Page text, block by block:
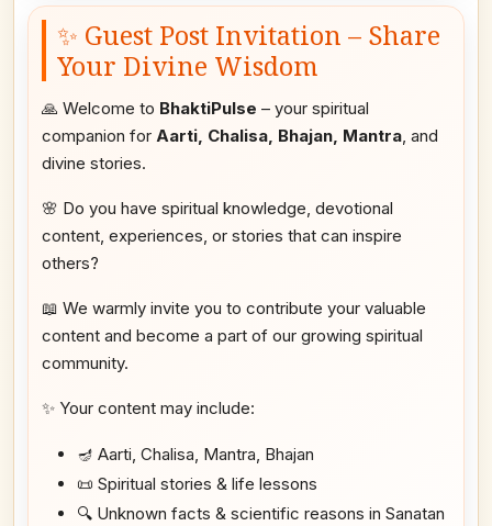
✨ Guest Post Invitation – Share
Your Divine Wisdom
🙏 Welcome to BhaktiPulse – your spiritual
companion for Aarti, Chalisa, Bhajan, Mantra, and
divine stories.
🌸 Do you have spiritual knowledge, devotional
content, experiences, or stories that can inspire
others?
📖 We warmly invite you to contribute your valuable
content and become a part of our growing spiritual
community.
✨ Your content may include:
🪔 Aarti, Chalisa, Mantra, Bhajan
📜 Spiritual stories & life lessons
🔍 Unknown facts & scientific reasons in Sanatan